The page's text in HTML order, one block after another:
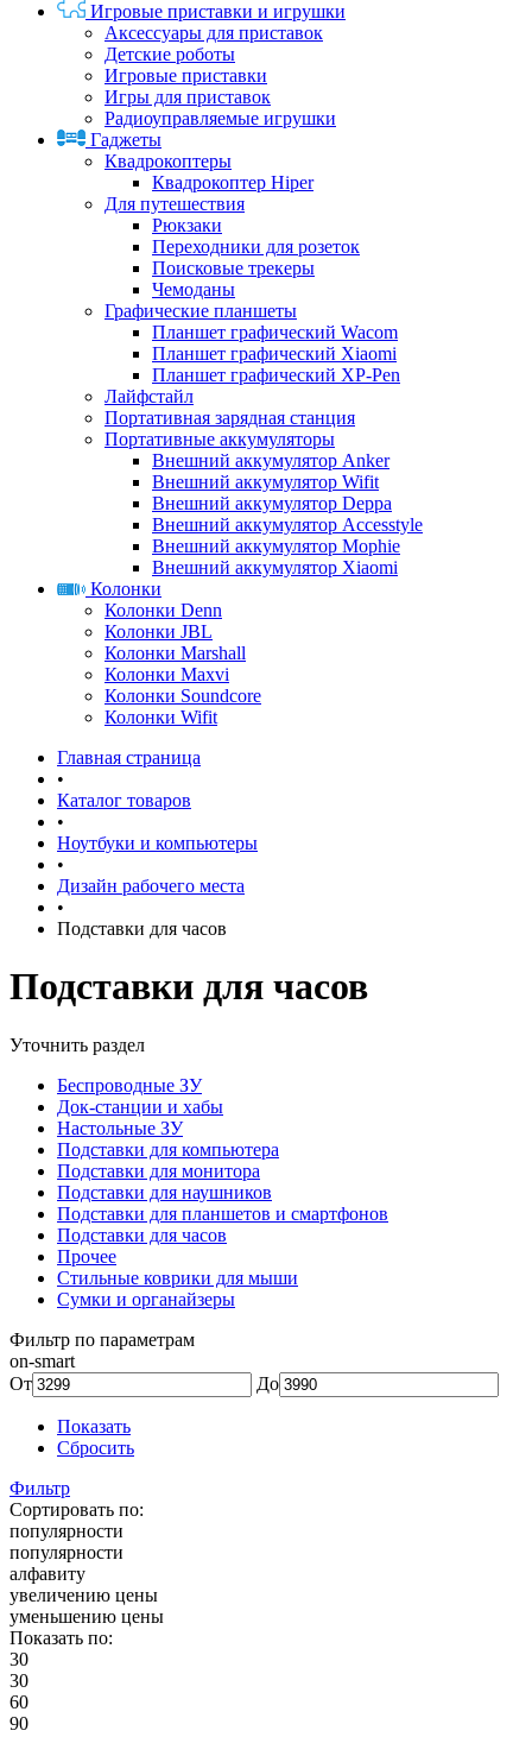
Игровые приставки и игрушки
Аксессуары для приставок
Детские роботы
Игровые приставки
Игры для приставок
Радиоуправляемые игрушки
Гаджеты
Квадрокоптеры
Квадрокоптер Hiper
Для путешествия
Рюкзаки
Переходники для розеток
Поисковые трекеры
Чемоданы
Графические планшеты
Планшет графический Wacom
Планшет графический Xiaomi
Планшет графический XP-Pen
Лайфстайл
Портативная зарядная станция
Портативные аккумуляторы
Внешний аккумулятор Anker
Внешний аккумулятор Wifit
Внешний аккумулятор Deppa
Внешний аккумулятор Accesstyle
Внешний аккумулятор Mophie
Внешний аккумулятор Xiaomi
Колонки
Колонки Denn
Колонки JBL
Колонки Marshall
Колонки Maxvi
Колонки Soundcore
Колонки Wifit
Главная страница
•
Каталог товаров
•
Ноутбуки и компьютеры
•
Дизайн рабочего места
•
Подставки для часов
Подставки для часов
Уточнить раздел
Беспроводные ЗУ
Док-станции и хабы
Настольные ЗУ
Подставки для компьютера
Подставки для монитора
Подставки для наушников
Подставки для планшетов и смартфонов
Подставки для часов
Прочее
Стильные коврики для мыши
Сумки и органайзеры
Фильтр по параметрам
on-smart
От
До
Показать
Сбросить
Фильтр
Сортировать по:
популярности
популярности
алфавиту
увеличению цены
уменьшению цены
Показать по:
30
30
60
90